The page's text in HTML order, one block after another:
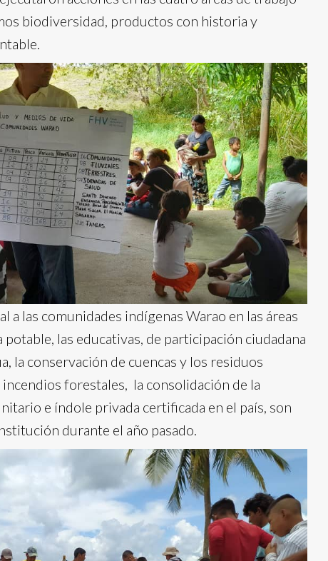
biodiversidad, productos con historia y
a las comunidades indígenas Warao en las áreas
potable, las educativas, de participación ciudadana
la conservación de cuencas y los residuos
forestales, la consolidación de la
e índole privada certificada en el país, son
durante el año pasado.